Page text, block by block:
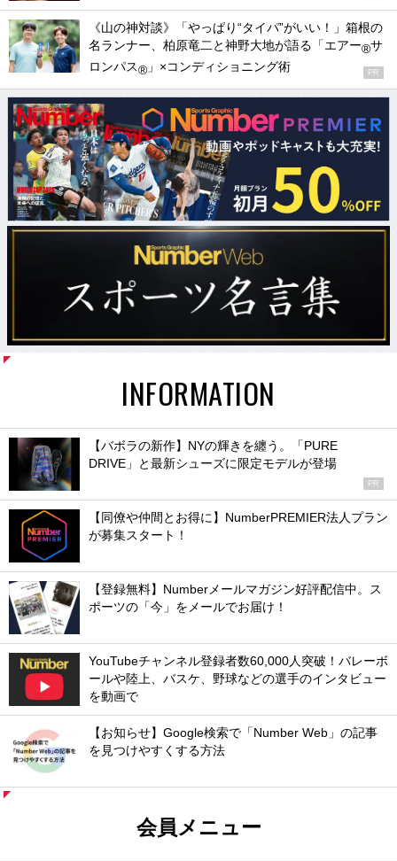
《山の神対談》「やっぱり“タイパ”がいい！」箱根の
名ランナー、柏原竜二と神野大地が語る「エアー®サ
ロンパス® 」×コンディショニング術 PR
INFORMATION
【バボラの新作】NYの輝きを纏う。「PURE
DRIVE」と最新シューズに限定モデルが登場
PR
【同僚や仲間とお得に】NumberPREMIER法人プラン
が募集スタート！
【登録無料】Numberメールマガジン好評配信中。ス
ポーツの「今」をメールでお届け！
YouTubeチャンネル登録者数60,000人突破！バレーボ
ールや陸上、バスケ、野球などの選手のインタビュー
を動画で
【お知らせ】Google検索で「Number Web」の記事
を見つけやすくする方法
会員メニュー